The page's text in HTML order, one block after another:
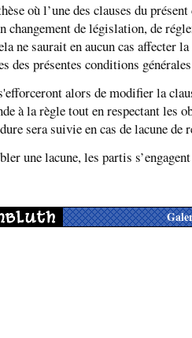
où l’une des clauses du
changement de législation, de
ne saurait en aucun cas affecter
des présentes conditions
alors de modifier la
à la règle tout en respectant les
sera suivie en cas de lacune de
une lacune, les partis